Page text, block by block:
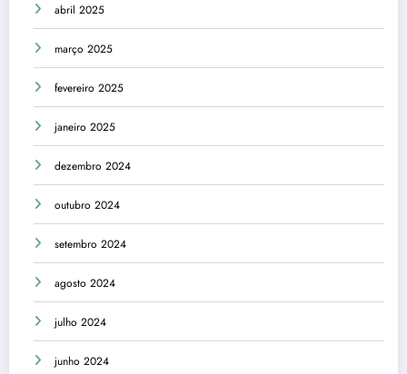
abril 2025
março 2025
fevereiro 2025
janeiro 2025
dezembro 2024
outubro 2024
setembro 2024
agosto 2024
julho 2024
junho 2024